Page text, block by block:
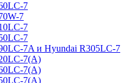
7
7
7
7
7A и Hyundai R305LC-7
7(A)
7(A)
7(A)